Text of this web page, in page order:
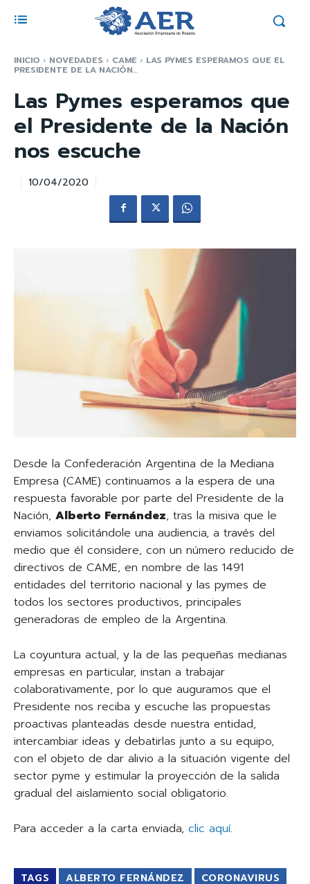
INICIO NOVEDADES CAME LAS PYMES ESPERAMOS QUE EL
PRESIDENTE DE LA NACIÓN...
Las Pymes esperamos que
el Presidente de la Nación
nos escuche
10/04/2020
Desde la Confederación Argentina de la Mediana
Empresa (CAME) continuamos a la espera de una
respuesta favorable por parte del Presidente de la
Nación, Alberto Fernández, tras la misiva que le
enviamos solicitándole una audiencia, a través del
medio que él considere, con un número reducido de
directivos de CAME, en nombre de las 1491
entidades del territorio nacional y las pymes de
todos los sectores productivos, principales
generadoras de empleo de la Argentina.
La coyuntura actual, y la de las pequeñas medianas
empresas en particular, instan a trabajar
colaborativamente, por lo que auguramos que el
Presidente nos reciba y escuche las propuestas
proactivas planteadas desde nuestra entidad,
intercambiar ideas y debatirlas junto a su equipo,
con el objeto de dar alivio a la situación vigente del
sector pyme y estimular la proyección de la salida
gradual del aislamiento social obligatorio.
Para acceder a la carta enviada, clic aquí.
TAGS ALBERTO FERNÁNDEZ
CORONAVIRUS